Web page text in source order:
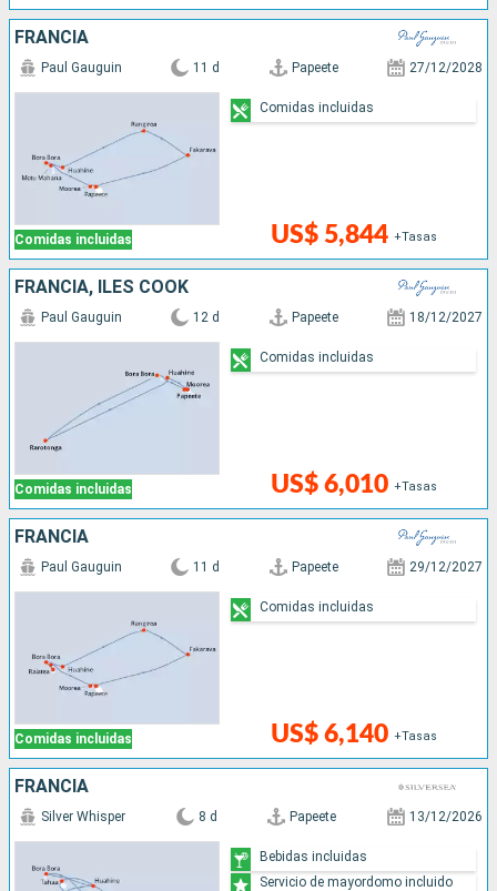
FRANCIA
Comidas incluidas
Paul Gauguin 11 d Papeete 27/12/2028
US$ 5,844 +Tasas
Comidas incluidas
FRANCIA, ILES COOK
Comidas incluidas
Paul Gauguin 12 d Papeete 18/12/2027
US$ 6,010 +Tasas
Comidas incluidas
FRANCIA
Comidas incluidas
Paul Gauguin 11 d Papeete 29/12/2027
US$ 6,140 +Tasas
Comidas incluidas
FRANCIA
Silver Whisper 8 d Papeete 13/12/2026
Bebidas incluidas
Servicio de mayordomo incluido